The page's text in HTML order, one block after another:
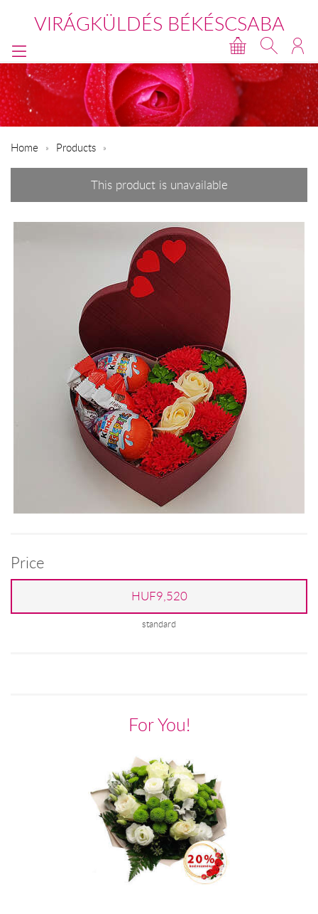
VIRÁGKÜLDÉS BÉKÉSCSABA
Home Products
This product is unavailable
Price
HUF9,520
standard
For You!